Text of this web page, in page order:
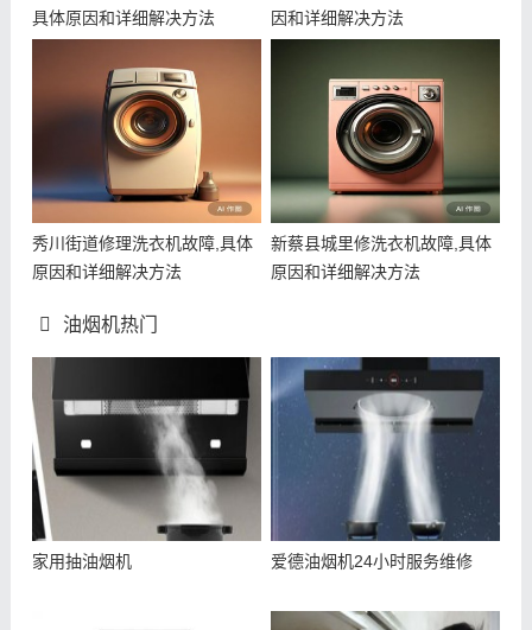
具体原因和详细解决方法
因和详细解决方法
秀川街道修理洗衣机故障,具体
原因和详细解决方法
新蔡县城里修洗衣机故障,具体
原因和详细解决方法
油烟机热门
家用抽油烟机 爱德油烟机24小时服务维修